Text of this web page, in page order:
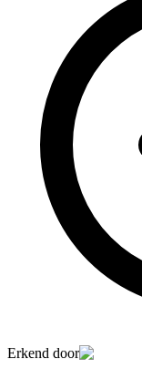
Erkend door